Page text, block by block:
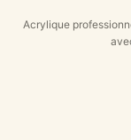
Acrylique